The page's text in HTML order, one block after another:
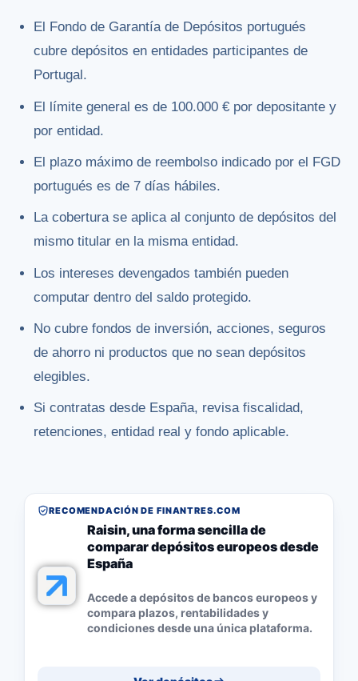
El Fondo de Garantía de Depósitos portugués
cubre depósitos en entidades participantes de
Portugal.
El límite general es de 100.000 € por depositante y
por entidad.
El plazo máximo de reembolso indicado por el FGD
portugués es de 7 días hábiles.
La cobertura se aplica al conjunto de depósitos del
mismo titular en la misma entidad.
Los intereses devengados también pueden
computar dentro del saldo protegido.
No cubre fondos de inversión, acciones, seguros
de ahorro ni productos que no sean depósitos
elegibles.
Si contratas desde España, revisa fiscalidad,
retenciones, entidad real y fondo aplicable.
RECOMENDACIÓN DE FINANTRES.COM
Raisin, una forma sencilla de
comparar depósitos europeos desde
España
Accede a depósitos de bancos europeos y
compara plazos, rentabilidades y
condiciones desde una única plataforma.